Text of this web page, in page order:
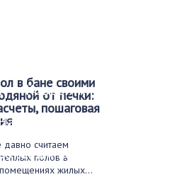
Ковролин
пол
пол
в бане своими
от печки:
пошаговая
считаем
полов в
жилых…